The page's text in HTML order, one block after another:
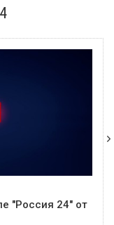
"Россия 24" от